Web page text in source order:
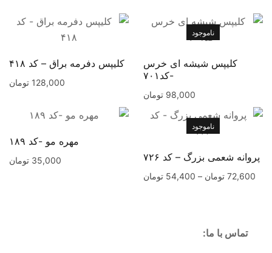
ناموجود
کلیپس شیشه ای خرس
-کد۷۰۱
98,000 تومان
کلیپس دفرمه براق – کد ۴۱۸
128,000 تومان
ناموجود
پروانه شعمی بزرگ – کد ۷۲۶
72,600 تومان –
54,400 تومان
مهره مو -کد ۱۸۹
35,000 تومان
تماس با ما: